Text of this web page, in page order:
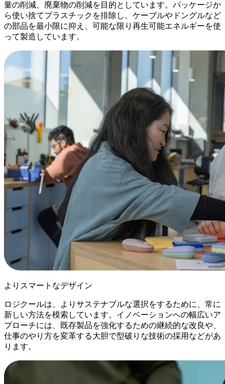
量の削減、廃棄物の削減を目的としています。パッケージか
ら使い捨てプラスチックを排除し、ケーブルやドングルなど
の部品を最小限に抑え、可能な限り再生可能エネルギーを使
って製造しています。
よりスマートなデザイン
ロジクールは、よりサステナブルな選択をするために、常に
新しい方法を模索しています。イノベーションへの幅広いア
プローチには、既存製品を強化するための継続的な改良や、
仕事のやり方を変革する大胆で型破りな技術の採用などがあ
ります。